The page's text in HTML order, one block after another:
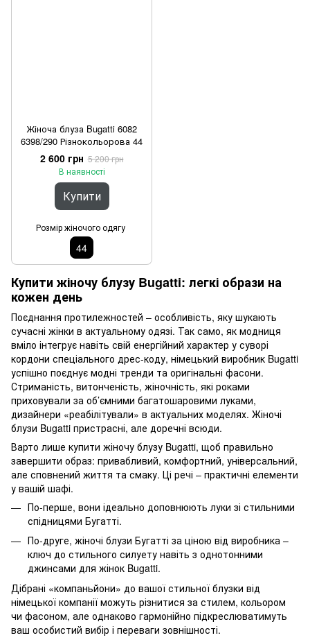
Жіноча блуза Bugatti 6082
6398/290 Різнокольорова 44
2 600 грн 5 200 грн
В наявності
Купити
Розмір жіночого одягу
44
Купити жіночу блузу Bugatti: легкі образи на
кожен день
Поєднання протилежностей – особливість, яку шукають
сучасні жінки в актуальному одязі. Так само, як модниця
вміло інтегрує навіть свій енергійний характер у суворі
кордони спеціального дрес-коду, німецький виробник Bugatti
успішно поєднує модні тренди та оригінальні фасони.
Стриманість, витонченість, жіночність, які роками
приховували за об’ємними багатошаровими луками,
дизайнери «реабілітували» в актуальних моделях. Жіночі
блузи Bugatti пристрасні, але доречні всюди.
Варто лише купити жіночу блузу Bugatti, щоб правильно
завершити образ: привабливий, комфортний, універсальний,
але сповнений життя та смаку. Ці речі – практичні елементи
у вашій шафі.
По-перше, вони ідеально доповнюють луки зі стильними
спідницями Бугатті.
По-друге, жіночі блузи Бугатті за ціною від виробника –
ключ до стильного силуету навіть з однотонними
джинсами для жінок Bugatti.
Дібрані «компаньйони» до вашої стильної блузки від
німецької компанії можуть різнитися за стилем, кольором
чи фасоном, але однаково гармонійно підкреслюватимуть
ваш особистий вибір і переваги зовнішності.